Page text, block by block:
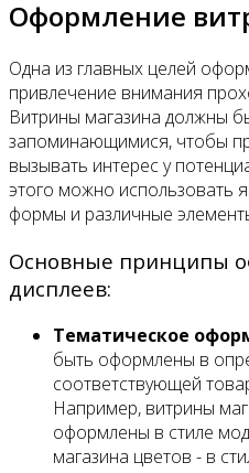
Оформление
Одна из главных целей
привлечение внимания
Витрины магазина должны
запоминающимися, чтобы
вызывать интерес у
этого можно использовать
формы и различные
Основные принципы
дисплеев:
Тематическое
быть оформлены в
соответствующей
Например, витрины
оформлены в стиле
магазина цветов - в